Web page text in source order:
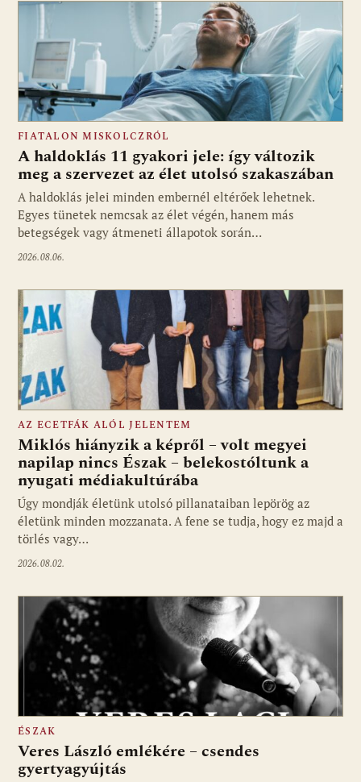
FIATALON MISKOLCZRÓL
A haldoklás 11 gyakori jele: így változik
meg a szervezet az élet utolsó szakaszában
A haldoklás jelei minden embernél eltérőek lehetnek.
Egyes tünetek nemcsak az élet végén, hanem más
betegségek vagy átmeneti állapotok során…
2026.08.06.
AZ ECETFÁK ALÓL JELENTEM
Miklós hiányzik a képről – volt megyei
napilap nincs Észak – belekostóltunk a
nyugati médiakultúrába
Úgy mondják életünk utolsó pillanataiban lepörög az
életünk minden mozzanata. A fene se tudja, hogy ez majd a
törlés vagy…
2026.08.02.
ÉSZAK
Veres László emlékére – csendes
gyertyagyújtás